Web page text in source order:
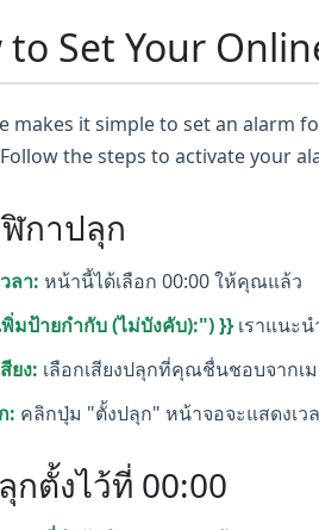
to Set Your
makes it simple to set an alarm
the steps to activate your
กาปลุก
ลา: หน้านี้ได้เลือก 00:00 ให้คุณแล้ว
พิ่มป้ายกำกับ (ไม่บังคับ):") }} เราแนะ
ยง: เลือกเสียงปลุกที่คุณชื่นชอบจากเ
: คลิกปุ่ม "ตั้งปลุก" หน้าจอจะแสดงเ
กตั้งไว้ที่ 00:00